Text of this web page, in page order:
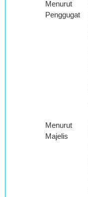
Menurut
Penggugat
Menurut
Majelis